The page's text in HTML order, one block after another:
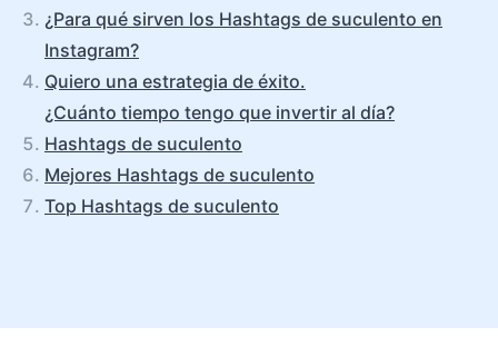
¿Para qué sirven los Hashtags de suculento en
Instagram?
Quiero una estrategia de éxito.
¿Cuánto tiempo tengo que invertir al día?
Hashtags de suculento
Mejores Hashtags de suculento
Top Hashtags de suculento